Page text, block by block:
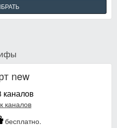
new
каналов
каналов
бесплатно.